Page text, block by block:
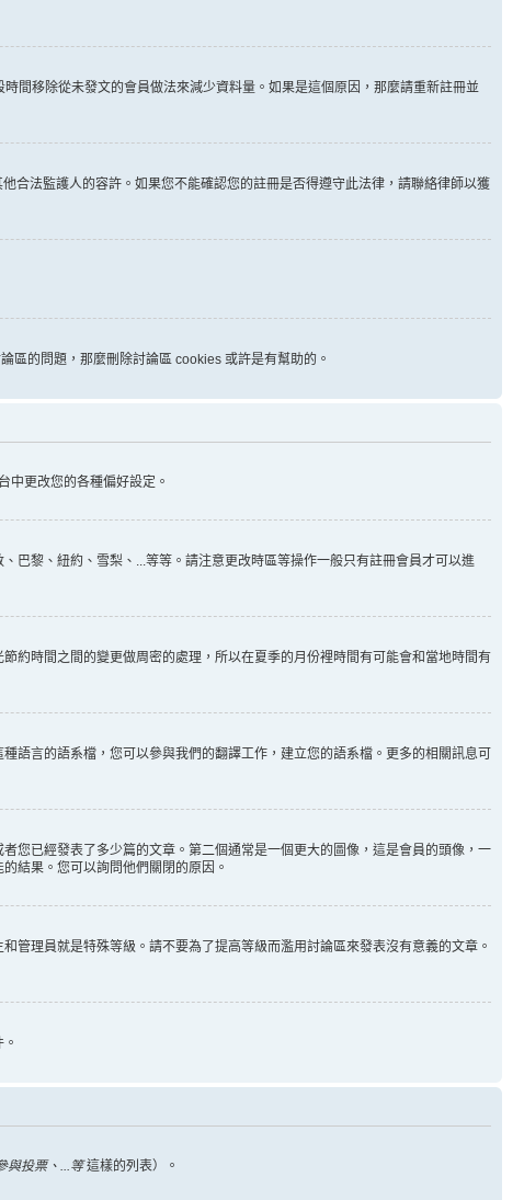
間移除從未發文的會員做法來減少資料量。如果是這個原因，那麼請重新註冊並
合法監護人的容許。如果您不能確認您的註冊是否得遵守此法律，請聯絡律師以獲
區的問題，那麼刪除討論區 cookies 或許是有幫助的。
中更改您的各種偏好設定。
巴黎、紐約、雪梨、...等等。請注意更改時區等操作一般只有註冊會員才可以進
約時間之間的變更做周密的處理，所以在夏季的月份裡時間有可能會和當地時間有
語言的語系檔，您可以參與我們的翻譯工作，建立您的語系檔。更多的相關訊息可
您已經發表了多少篇的文章。第二個通常是一個更大的圖像，這是會員的頭像，一
結果。您可以詢問他們關閉的原因。
管理員就是特殊等級。請不要為了提高等級而濫用討論區來發表沒有意義的文章。
與投票、...等這樣的列表）。